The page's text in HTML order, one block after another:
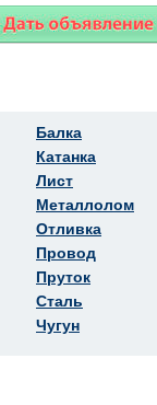
Балка
Катанка
Лист
Металлолом
Отливка
Провод
Пруток
Сталь
Чугун